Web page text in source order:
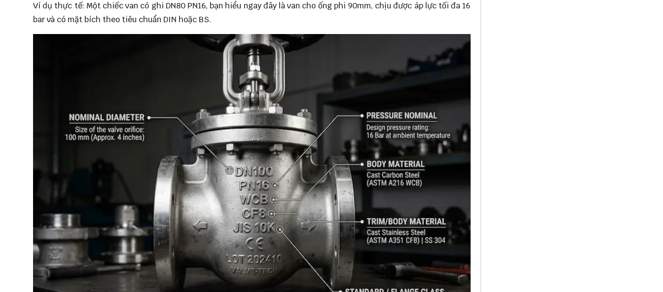
Ví dụ thực tế: Một chiếc van có ghi DN80 PN16, bạn hiểu ngay đây là van cho ống phi 90mm, chịu được áp lực tối đa 16
bar và có mặt bích theo tiêu chuẩn DIN hoặc BS.